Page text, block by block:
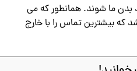
بدن ما شوند‌. همانطور که می
که بیشترین تماس را با خارج